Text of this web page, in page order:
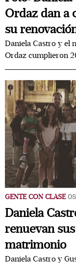
Ordaz dan a
su
Daniela Castro y el
Ordaz cumplieron
GENTE CON CLASE
Daniela
renuevan
matrimonio
Daniela Castro y